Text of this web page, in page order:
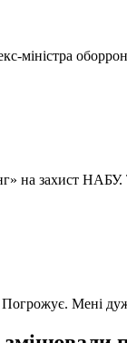
міністра
на захист
Мені